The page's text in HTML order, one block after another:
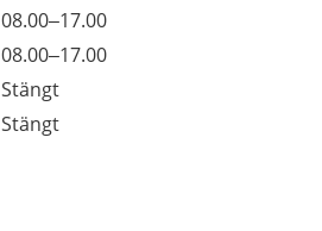
08.00–17.00
08.00–17.00
Stängt
Stängt